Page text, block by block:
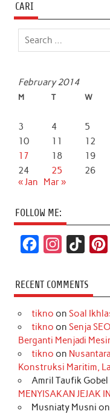
CARI
February 2014
M T W
3
4 5
10
11 12
17
18 19
24
25 26
« Jan
Mar »
FOLLOW ME:
c
e
b
o
k
s
t
a
r
a
m
k
T
o
k
RECENT COMMENTS
tikno on Soal
tikno on Senja
Berganti Menjadi
tikno on
Konstruksi Maritim,
Amril Taufik Gobel
MENYISAKAN JEJAK
Musniaty Musni on